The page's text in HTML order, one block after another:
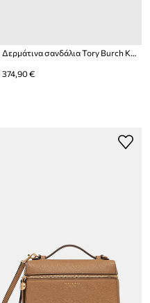
Δερμάτινα σανδάλια Tory Burch Kira Sport
374,90 €